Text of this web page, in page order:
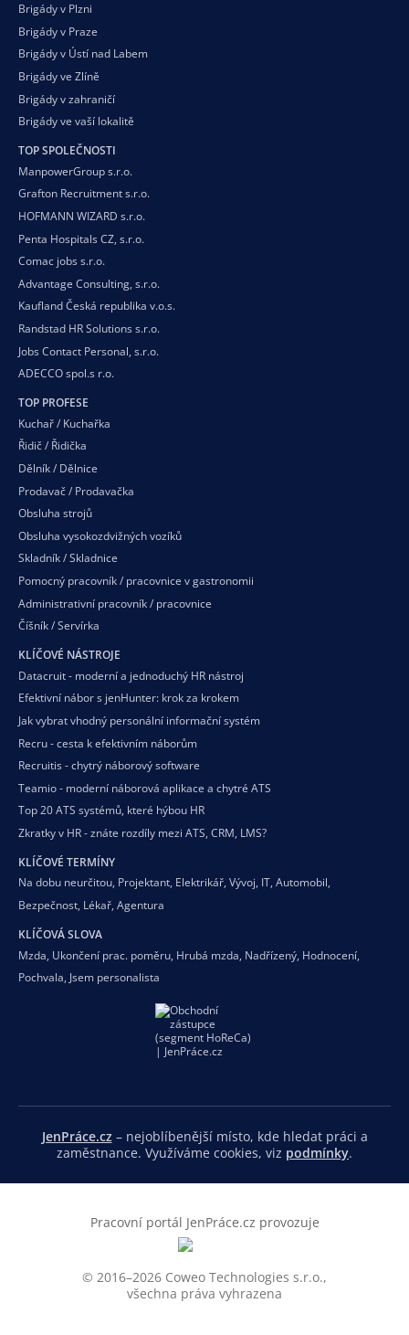
Brigády v Plzni
Brigády v Praze
Brigády v Ústí nad Labem
Brigády ve Zlíně
Brigády v zahraničí
Brigády ve vaší lokalitě
TOP SPOLEČNOSTI
ManpowerGroup s.r.o.
Grafton Recruitment s.r.o.
HOFMANN WIZARD s.r.o.
Penta Hospitals CZ, s.r.o.
Comac jobs s.r.o.
Advantage Consulting, s.r.o.
Kaufland Česká republika v.o.s.
Randstad HR Solutions s.r.o.
Jobs Contact Personal, s.r.o.
ADECCO spol.s r.o.
TOP PROFESE
Kuchař / Kuchařka
Řidič / Řidička
Dělník / Dělnice
Prodavač / Prodavačka
Obsluha strojů
Obsluha vysokozdvižných vozíků
Skladník / Skladnice
Pomocný pracovník / pracovnice v gastronomii
Administrativní pracovník / pracovnice
Číšník / Servírka
KLÍČOVÉ NÁSTROJE
Datacruit - moderní a jednoduchý HR nástroj
Efektivní nábor s jenHunter: krok za krokem
Jak vybrat vhodný personální informační systém
Recru - cesta k efektivním náborům
Recruitis - chytrý náborový software
Teamio - moderní náborová aplikace a chytré ATS
Top 20 ATS systémů, které hýbou HR
Zkratky v HR - znáte rozdíly mezi ATS, CRM, LMS?
KLÍČOVÉ TERMÍNY
Na dobu neurčitou, Projektant, Elektrikář, Vývoj, IT, Automobil,
Bezpečnost, Lékař, Agentura
KLÍČOVÁ SLOVA
Mzda, Ukončení prac. poměru, Hrubá mzda, Nadřízený, Hodnocení,
Pochvala, Jsem personalista
JenPráce.cz– nejoblíbenější místo, kde hledat práci a
zaměstnance. Využíváme cookies, viz podmínky.
Pracovní portál JenPráce.cz provozuje
© 2016–2026 Coweo Technologies s.r.o.,
všechna práva vyhrazena